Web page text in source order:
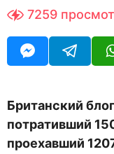
д
Y
O
R
о
а
н
д
7259
Британский
потративший
проехавший